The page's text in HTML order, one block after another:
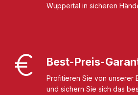
Wuppertal in sicheren
Best-Preis-
Profitieren Sie von unserer
und sichern Sie sich das